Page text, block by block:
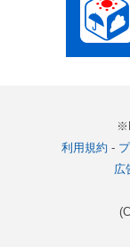
利用規約 -
広